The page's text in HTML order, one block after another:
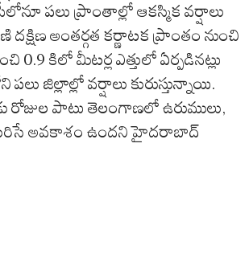
పలు ప్రాంతాల్లో ఆకస్మిక వర్షాలు
అంతర్గత కర్ణాటక ప్రాంతం నుంచి
0.9 కిలో మీటర్ల ఎత్తులో ఏర్పడినట్లు
జిల్లాల్లో వర్షాలు కురుస్తున్నాయి.
పాటు తెలంగాణలో ఉరుములు,
కురిసే అవకాశం ఉందని హైదరాబాద్‌